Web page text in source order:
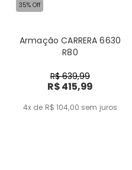
35% Off
Armação CARRERA 6630
R80
R$ 639,99
R$ 415,99
4x de R$ 104,00 sem juros